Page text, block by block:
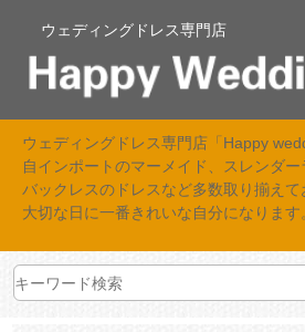
ウェディングドレス専門店
ウェディングドレス専門店「Happy
自インポートのマーメイド、スレンダー
バックレスのドレスなど多数取り揃え
大切な日に一番きれいな自分になります